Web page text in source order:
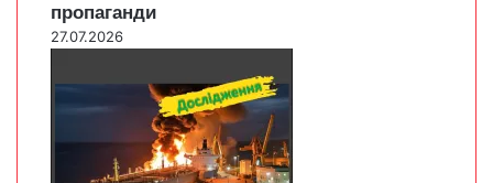
пропаганди
27.07.2026